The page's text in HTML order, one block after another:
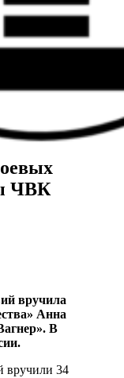
ЧВК
вручила
Анна
В
вручили 34